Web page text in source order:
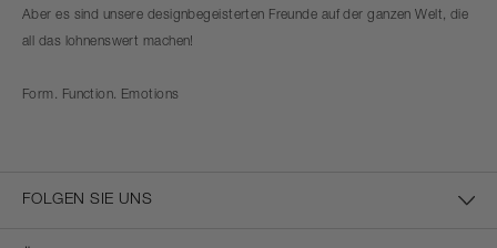
Aber es sind unsere designbegeisterten Freunde auf der ganzen Welt, die
all das lohnenswert machen!
Form. Function. Emotions
FOLGEN SIE UNS